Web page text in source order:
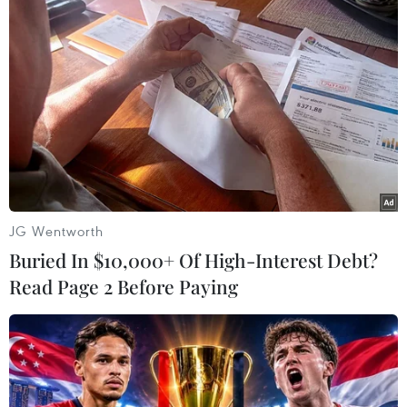
bố, Ba Lan, Slovakia và 7 nước Đông Âu khác đã
kịch liệt lên tiếng phản đối dự án này.
Theo lập luận của các nước Đông Âu, dự án này
của Đức và Nga đi ngược lại với chính sách của
châu Âu trong việc đảm bảo an ninh năng
lượng cũng như mang lại “những tổn thất
nghiêm trọng về địa chính trị cho châu Âu.”./.
JG Wentworth
Buried In $10,000+ Of High-Interest Debt?
Read Page 2 Before Paying